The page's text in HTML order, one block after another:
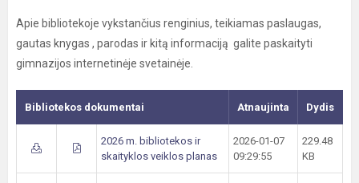
Apie bibliotekoje vykstančius renginius, teikiamas paslaugas,
gautas knygas , parodas ir kitą informaciją galite paskaityti
gimnazijos internetinėje svetainėje.
Bibliotekos dokumentai Atnaujinta Dydis
2026 m. bibliotekos ir
skaityklos veiklos planas
2026-01-07
09:29:55
229.48
KB